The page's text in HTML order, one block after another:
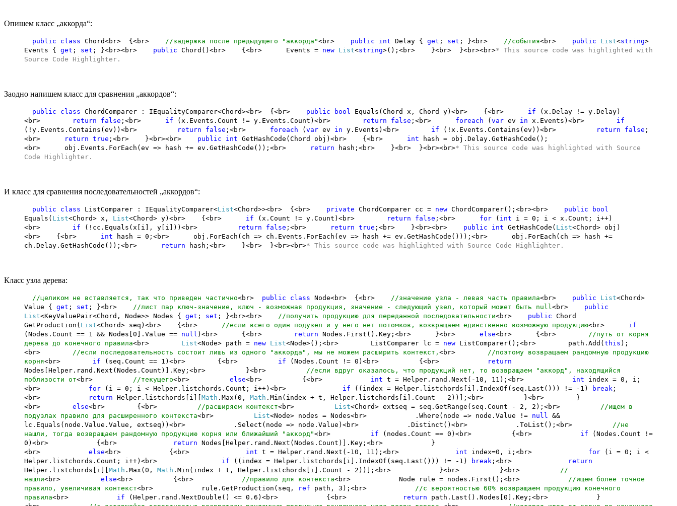
Опишем класс „аккорда“:
public class Chord<br> {<br> //задержка после предыдущего "аккорда"<br> public int Delay { get ; set ; }<br> //события<br> public List<string>
Events { get ; set ; }<br><br> public Chord()<br> {<br> Events = new List<string>();<br> }<br> }<br><br>* This source code was highlighted with
Source Code Highlighter .
Заодно напишем класс для сравнения „аккордов“:
public class ChordComparer : IEqualityComparer<Chord><br> {<br> public bool Equals(Chord x, Chord y)<br> {<br> if (x.Delay != y.Delay)
<br>
return false ;<br> if (x.Events.Count != y.Events.Count)<br> return false ;<br> foreach ( var ev in x.Events)<br> if
(!y.Events.Contains(ev))<br>
return false ;<br> foreach ( var ev in y.Events)<br> if (!x.Events.Contains(ev))<br> return false ;
<br>
return true ;<br> }<br><br> public int GetHashCode(Chord obj)<br> {<br> int hash = obj.Delay.GetHashCode();
<br> obj.Events.ForEach(ev => hash += ev.GetHashCode());<br>
return hash;<br> }<br> }<br><br>* This source code was highlighted with Source
Code Highlighter .
И класс для сравнения последовательностей „аккордов“:
public class ListComparer : IEqualityComparer<List<Chord>><br> {<br> private ChordComparer cc = new ChordComparer();<br><br> public
bool
Equals( List<Chord> x, List<Chord> y)<br> {<br> if (x.Count != y.Count)<br> return false ;<br> for ( int i = 0; i < x.Count; i++)
<br> if (!cc.Equals(x[i], y[i]))<br> return false ;<br> return true ;<br> }<br><br> public int GetHashCode( List<Chord> obj)
<br> {<br> int hash = 0;<br> obj.ForEach(ch => ch.Events.ForEach(ev => hash += ev.GetHashCode()));<br> obj.ForEach(ch => hash +=
ch.Delay.GetHashCode());<br>
return hash;<br> }<br> }<br><br>* This source code was highlighted with Source Code Highlighter .
Класс узла дерева:
//целиком не вставляется, так что приведен частично<br> public class Node<br> {<br> //значение узла - левая часть правила<br> public List<Chord>
Value { get ; set ; }<br> //лист пар ключ-значение, ключ - возможная продукция, значение - следующий узел, который может быть null <br> public
List<KeyValuePair<Chord, Node>> Nodes { get ; set ; }<br><br> //получить продукцию для переданной последовательности<br> public Chord
GetProduction( List<Chord> seq)<br> {<br> //если всего один подузел и у него нет потомков, возвращаем единственно возможную продукцию<br> if
(Nodes.Count == 1 && Nodes[0].Value == null )<br> {<br> return Nodes.First().Key;<br> }<br> else<br> {<br>
//путь от корня
дерева до конечного правила<br> List<Node> path = new List<Node>();<br> ListComparer lc = new ListComparer();<br> path.Add( this );
<br>
//если последовательность состоит лишь из одного "аккорда", мы не можем расширить контекст, <br>
//поэтому возвращаем рандомную продукцию
корня<br> if (seq.Count == 1)<br> {<br> if (Nodes.Count != 0)<br> {<br>
return
Nodes[Helper.rand.Next(Nodes.Count)].Key;<br> }<br>
//если вдруг оказалось, что продукций нет, то возвращаем "аккорд", находящийся
поблизости от<br> //текущего<br> else<br> {<br> int t = Helper.rand.Next(-10, 11);<br> int index = 0, i;
<br> for (i = 0; i < Helper.listchords.Count; i++)<br> if ((index = Helper.listchords[i].IndexOf(seq.Last())) != -1) break ;
<br>
return Helper.listchords[i][ Math .Max(0, Math .Min(index + t, Helper.listchords[i].Count - 2))];<br> }<br> }
<br> else<br> {<br> //расширяем контекст<br> List<Chord> extseq = seq.GetRange(seq.Count - 2, 2);<br>
//ищем в
подузлах правило для расширенного контекста<br> List<Node> nodes = Nodes<br> .Where(node => node.Value != null
&&
lc.Equals(node.Value.Value, extseq))<br> .Select(node => node.Value)<br> .Distinct()<br> .ToList();<br>
//не
нашли, тогда возвращаем рандомную продукцию корня или ближайший "аккорд"<br> if (nodes.Count == 0)<br> {<br> if (Nodes.Count !=
0)<br> {<br>
return Nodes[Helper.rand.Next(Nodes.Count)].Key;<br> }
<br> else<br> {<br> int t = Helper.rand.Next(-10, 11);<br> int index=0, i;<br> for (i = 0; i <
Helper.listchords.Count; i++)<br> if ((index = Helper.listchords[i].IndexOf(seq.Last())) != -1) break ;<br>
return
Helper.listchords[i][ Math .Max(0, Math .Min(index + t, Helper.listchords[i].Count - 2))];<br> }<br> }<br>
//
нашли<br> else<br> {<br> //правило для контекста<br> Node rule = nodes.First();<br>
//ищем более точное
правило, увеличивая контекст<br> rule.GetProduction(seq, ref path, 3);<br>
//с вероятностью 60% возвращаем продукцию конечного
правила<br> if (Helper.rand.NextDouble() <= 0.6)<br> {<br> return path.Last().Nodes[0].Key;<br> }